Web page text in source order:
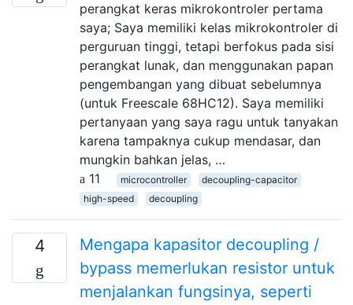
perangkat keras mikrokontroler pertama
saya; Saya memiliki kelas mikrokontroler di
perguruan tinggi, tetapi berfokus pada sisi
perangkat lunak, dan menggunakan papan
pengembangan yang dibuat sebelumnya
(untuk Freescale 68HC12). Saya memiliki
pertanyaan yang saya ragu untuk tanyakan
karena tampaknya cukup mendasar, dan
mungkin bahkan jelas, …
11
microcontroller
decoupling-capacitor
high-speed
decoupling
4
Mengapa kapasitor decoupling /
bypass memerlukan resistor untuk
menjalankan fungsinya, seperti